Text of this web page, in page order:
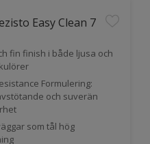
Easy Clean 7
fin finish i både ljusa och
Formulering:
och suverän
som tål hög